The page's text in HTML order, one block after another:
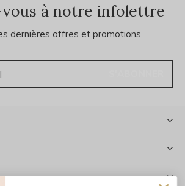
à notre infolettre
dernières offres et promotions